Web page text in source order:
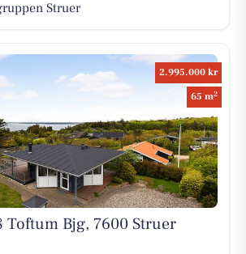
Struer
2.995.000 kr
65 m2
Toftum Bjg, 7600 Struer